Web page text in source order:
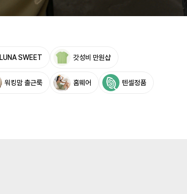
LUNA SWEET 갓성비 만원샵
워킹맘 출근룩 홈웨어 텐셀정품